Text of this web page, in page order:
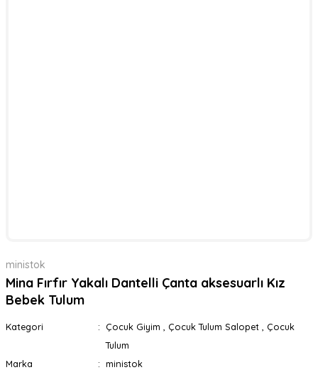
ministok
Mina Fırfır Yakalı Dantelli Çanta aksesuarlı Kız
Bebek Tulum
Kategori Çocuk Giyim Çocuk Tulum Salopet
Çocuk
Tulum
Marka
ministok